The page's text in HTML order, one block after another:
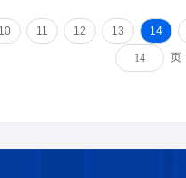
10 11 12 13 14
页